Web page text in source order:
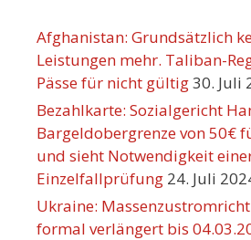
Afghanistan: Grundsätzlich
Leistungen mehr. Taliban-
Pässe für nicht gültig30. Juli
Bezahlkarte: Sozialgericht
Bargeldobergrenze von 50€
und sieht Notwendigkeit
Einzelfallprüfung 24. Juli
Ukraine:
formal verlängert bis